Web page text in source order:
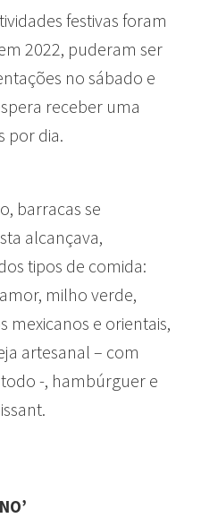
festivas foram
2022, puderam ser
no sábado e
receber uma
por dia.
barracas se
alcançava,
tipos de comida:
milho verde,
mexicanos e orientais,
artesanal – com
-, hambúrguer e